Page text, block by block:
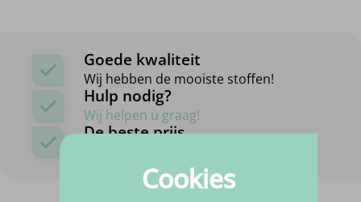
Goede kwaliteit
Wij hebben de mooiste stoffen!
Hulp nodig?
Wij helpen u graag!
De beste prijs
Cookies